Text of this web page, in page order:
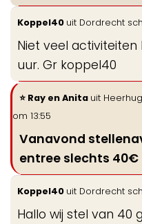
Koppel40 uit Dordrecht
Niet veel activiteiten
uur. Gr koppel40
Ray en Anita uit
om 13:55
Vanavond
entree slechts 40€
Koppel40 uit Dordrecht
Hallo wij stel van 40